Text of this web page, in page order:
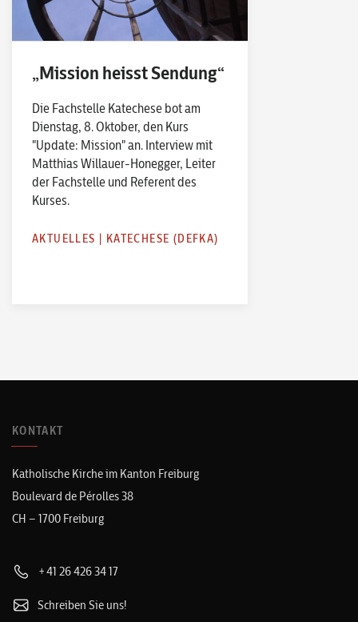
„Mission heisst Sendung“
Die Fachstelle Katechese bot am
Dienstag, 8. Oktober, den Kurs
"Update: Mission" an. Interview mit
Matthias Willauer-Honegger, Leiter
der Fachstelle und Referent des
Kurses.
AKTUELLES | KATECHESE (DEFKA)
KONTAKT
Katholische Kirche im Kanton Freiburg
Boulevard de Pérolles 38
CH – 1700 Freiburg
+41 26 426 34 17
Schreiben Sie uns!